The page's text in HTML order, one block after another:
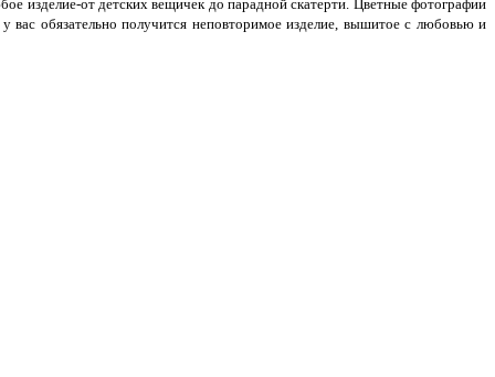
изделие-от детских вещичек до парадной скатерти. Цветные фотографии
обязательно получится неповторимое изделие, вышитое с любовью и